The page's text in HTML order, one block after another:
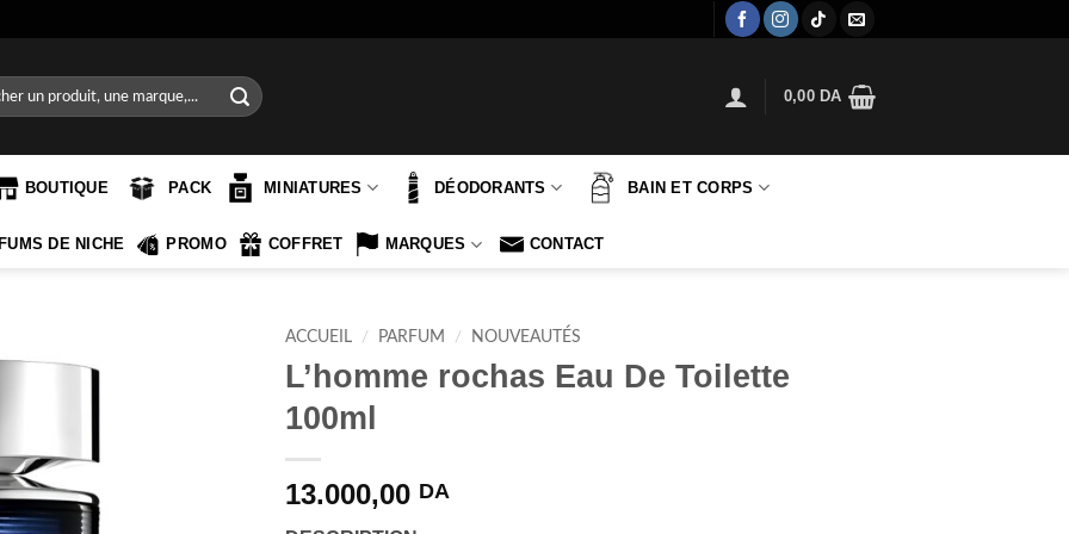
0,00 DA
BOUTIQUE PACK MINIATURES DÉODORANTS BAIN ET CORPS
DE NICHE PROMO COFFRET MARQUES CONTACT
ACCUEIL / PARFUM / NOUVEAUTÉS
L’homme rochas Eau De Toilette
100ml
13.000,00 DA